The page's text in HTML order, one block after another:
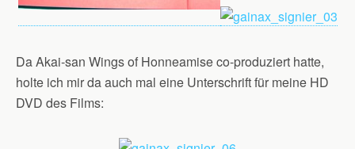
Da Akai-san Wings of Honneamise co-produziert hatte,
holte ich mir da auch mal eine Unterschrift für meine HD
DVD des Films: